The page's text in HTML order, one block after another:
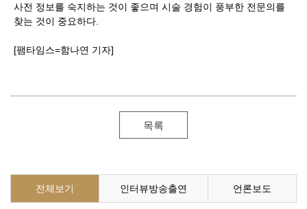
사전 정보를 숙지하는 것이 좋으며 시술 경험이 풍부한 전문의를
찾는 것이 중요하다.
[팸타임스=함나연 기자]
목록
전체보기 인터뷰방송출연 언론보도